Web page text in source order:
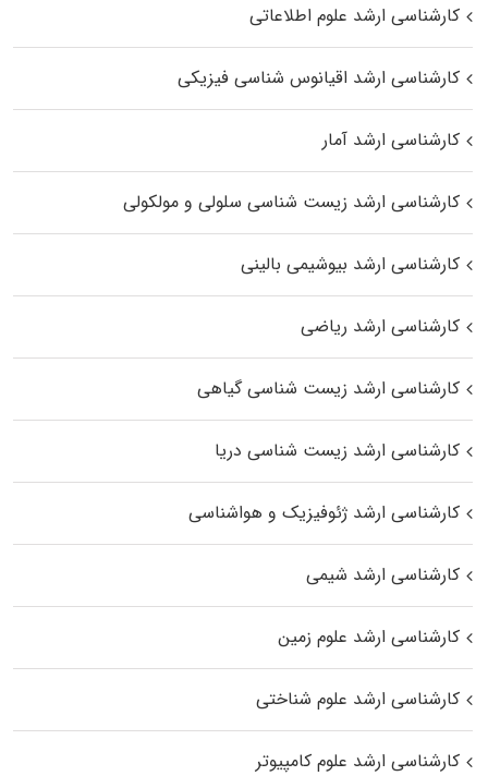
کارشناسی ارشد علوم اطلاعاتی
کارشناسی ارشد اقیانوس‌ شناسی فیزیکی
کارشناسی ارشد آمار
کارشناسی ارشد زیست شناسی سلولی و مولکولی
کارشناسی ارشد بیوشیمی بالینی
کارشناسی ارشد ریاضی
کارشناسی ارشد زیست‌ شناسی گیاهی
کارشناسی ارشد زیست‌ شناسی دریا
کارشناسی ارشد ژئوفیزیک و هواشناسی
کارشناسی ارشد شیمی
کارشناسی ارشد علوم زمین
کارشناسی ارشد علوم شناختی
کارشناسی ارشد علوم کامپیوتر